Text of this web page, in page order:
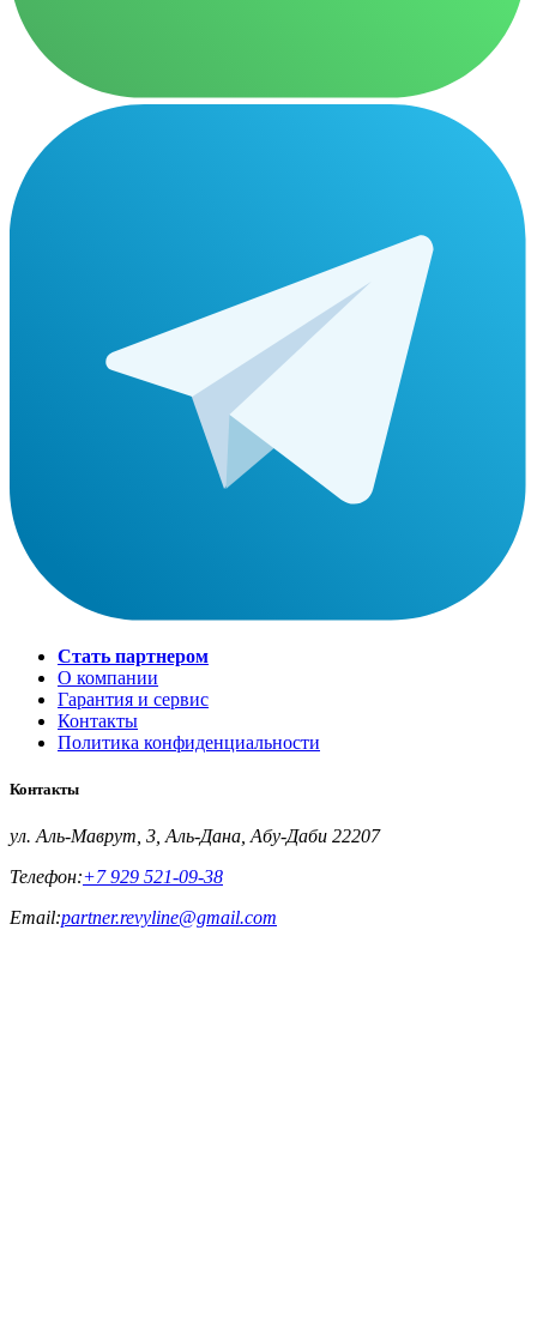
Стать партнером
О компании
Гарантия и сервис
Контакты
Политика конфиденциальности
Контакты
ул. Аль-Маврут, 3, Аль-Дана, Абу-Даби 22207
Телефон:+7 929 521-09-38
Email:partner.revyline@gmail.com